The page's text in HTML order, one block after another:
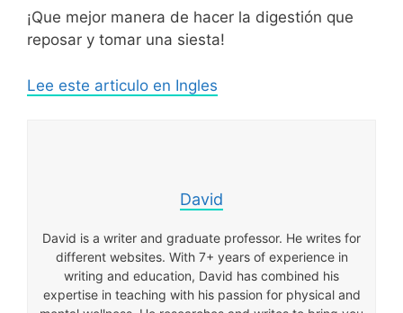
¡Que mejor manera de hacer la digestión que
reposar y tomar una siesta!
Lee este articulo en Ingles
David
David is a writer and graduate professor. He writes for
different websites. With 7+ years of experience in
writing and education, David has combined his
expertise in teaching with his passion for physical and